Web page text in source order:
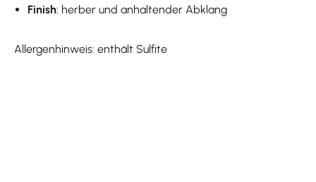
Finish: herber und anhaltender Abklang
Allergenhinweis: enthält Sulfite